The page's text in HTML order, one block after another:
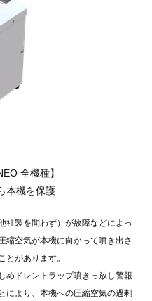
全機種】
本機を保護
社製を問わず）が故障などによっ
縮空気が本機に向かって噴き出さ
とがあります。
めドレントラップ噴きっ放し警報
により、本機への圧縮空気の過剰